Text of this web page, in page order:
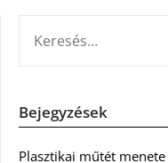
Bejegyzések
Plasztikai műtét